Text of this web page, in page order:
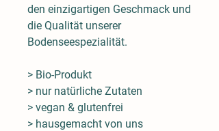
den einzigartigen Geschmack und
die Qualität unserer
Bodenseespezialität.
> Bio-Produkt
> nur natürliche Zutaten
> vegan & glutenfrei
> hausgemacht von uns